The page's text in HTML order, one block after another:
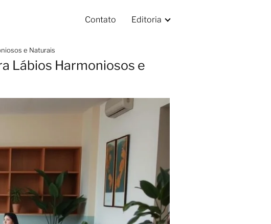
Contato Editoria
e Naturais
Lábios Harmoniosos e